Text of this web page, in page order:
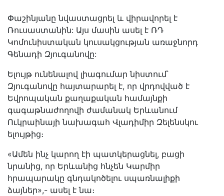
Փաշինյանը նվաստացրել և վիրավորել է
Ռուսաստանին: Այս մասին ասել է ՌԴ
Կոմունիստական կուսակցության առաջնորդ
Գենադի Զյուգանովը:
Ելույթ ունենալով լիագումար նիստում՝
Զյուգանովը հայտարարել է, որ վրդովված է
Եվրոպական քաղաքական համայնքի
գագաթնաժողովի ժամանակ Երևանում
Ուկրաինայի նախագահ Վլադիմիր Զելենսկու
ելույթից։
«Ամեն ինչ կարող էի պատկերացնել, բացի
նրանից, որ Երևանից հնչեն Կարմիր
հրապարակը գնդակոծելու սպառնալիքի
ձայներ»,- ասել է նա։